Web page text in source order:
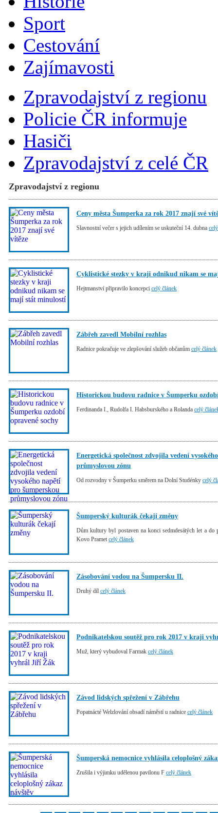
Sport
Cestování
Zajímavosti
Zpravodajství z regionu
Policie ČR informuje
Hasiči
Zpravodajství z celé ČR
Zpravodajství z regionu
Ceny města Šumperka za rok 2017 znají své
Slavnostní večer s jejich udílením se uskuteční 14. dubna
Cyklistické stezky v kraji odnikud nikam se
Hejtmanství připravilo koncepci celý článek
Zábřeh zavedl Mobilní rozhlas
Radnice pokračuje ve zlepšování služeb občanům celý článek
Historickou budovu radnice v Šumperku
Ferdinanda I., Rudolfa I. Habsburského a Rolanda celý
Energetická společnost zdvojila vedení
průmyslovou zónu
Od rozvodny v Šumperku směrem na Dolní Studénky celý
Šumperský kulturák čekají změny
Dům kultury byl postaven na konci sedmdesátých let a do
Kovo Pramet celý článek
Zásobování vodou na Šumpersku II.
Druhý díl celý článek
Podnikatelskou soutěž pro rok 2017 v kraji
Muž, který vybudoval Farmak celý článek
Závod lidských spřežení v Zábřehu
Popatnácté Welzlování obsadí náměstí u radnice celý článek
Šumperská nemocnice vyhlásila celoplošný
Zrušila i výjimku udělenou pavilonu F celý článek